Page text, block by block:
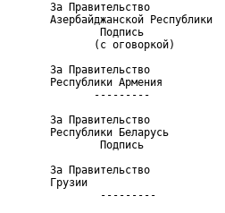
За Правительство
Азербайджанской
Подпись
       (с оговоркой)
За Правительство
Республики Армения
---------
За Правительство
Республики Беларусь
Подпись
За Правительство
Грузии